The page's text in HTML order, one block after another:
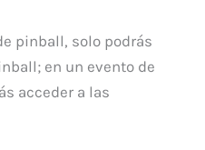
pinball, solo podrás
en un evento de
acceder a las